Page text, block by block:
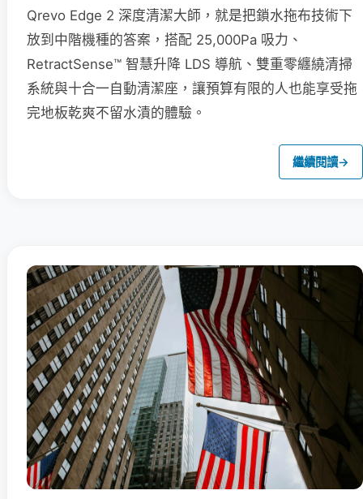
Qrevo Edge 2 深度清潔大師，就是把鎖水拖布技術下
放到中階機種的答案，搭配 25,000Pa 吸力、
RetractSense™ 智慧升降 LDS 導航、雙重零纏繞清掃
系統與十合一自動清潔座，讓預算有限的人也能享受拖
完地板乾爽不留水漬的體驗。
繼續閱讀→